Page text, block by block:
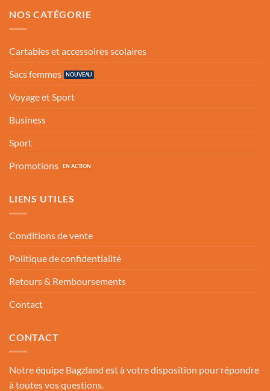
NOS CATÉGORIE
Cartables et accessoires scolaires
Sacs femmes
Voyage et Sport
Business
Sport
Promotions
LIENS UTILES
Conditions de vente
Politique de confidentialité
Retours & Remboursements
Contact
CONTACT
Notre équipe Bagzland est à votre disposition pour répondre
à toutes vos questions.